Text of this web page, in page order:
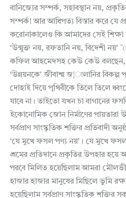
বানিজ্যের সম্পর্ক, সহাবস্থান নয়,
সম্পর্ক! আর আধিপত্য বিস্তার করে যে
করোনাকালেও কি আমাদের সেই
‘উন্মুক্ত নয়, রফতানি নয়, বিদেশী
কফিল আহমেদসহ কেউ কেউ বলছেন,
‘উন্নয়নকে’ জীবাশ্ম জ¦ালানির বিকল্প
দোহাই দিয়ে পৃথিবীকে তিলে তিলে
যাবে না। তাইতো যখন চা বাগানের
ইকোনোমিক জোন নির্মাণের
সর্বপ্রাণ সাংস্কৃতিক শক্তির প্রতিবাদী
‘যে মুখে ফসল পণ্য নয়’। যে মুখে ফসল
শ্রমের প্রতিদানে প্রকৃতির উপহার হয়ে
পরবে মিলিত হয়েছিলাম আমরা
হাজার হাজার মানুষের মিছিলে ভুমি
হয়েছিলাম সর্বপ্রাণ সাংস্কৃতিক শক্তির